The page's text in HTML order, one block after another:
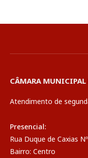
CÂMARA MUNICIPAL
Atendimento de
Presencial:
Rua Duque de Caxias
Bairro: Centro